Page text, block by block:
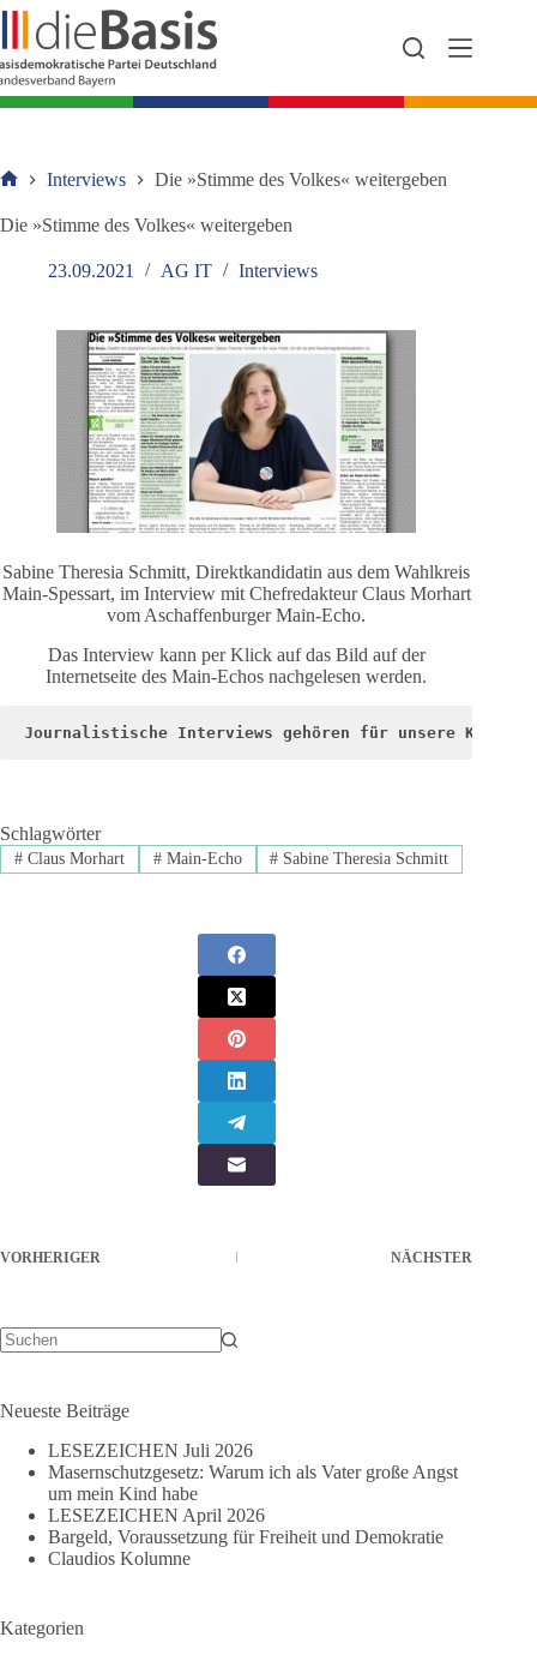
Zum
Inhalt
springen
Interviews Die »Stimme des Volkes« weitergeben
Die »Stimme des Volkes« weitergeben
23.09.2021 AG IT Interviews
Sabine Theresia Schmitt, Direktkandidatin aus dem Wahlkreis
Main-Spessart, im Interview mit Chefredakteur Claus Morhart
vom Aschaffenburger Main-Echo.
Das Interview kann per Klick auf das Bild auf der
Internetseite des Main-Echos nachgelesen werden.
Journalistische Interviews gehören für unsere
Schlagwörter
#Claus Morhart #Main-Echo # Sabine Theresia Schmitt
VORHERIGER NÄCHSTER
Neueste Beiträge
LESEZEICHEN Juli 2026
Masernschutzgesetz: Warum ich als Vater große Angst
um mein Kind habe
LESEZEICHEN April 2026
Bargeld, Voraussetzung für Freiheit und Demokratie
Claudios Kolumne
Kategorien